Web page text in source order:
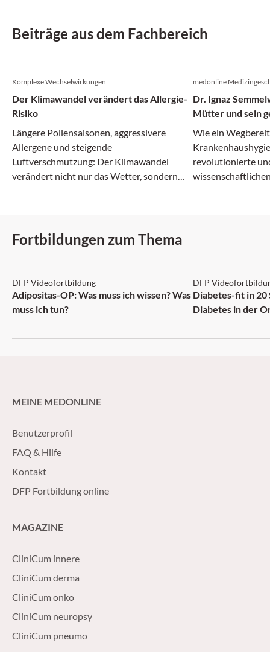
Beiträge aus dem Fachbereich
Komplexe Wechselwirkungen
Der Klimawandel verändert das Allergie-
Risiko
Längere Pollensaisonen, aggressivere
Allergene und steigende
Luftverschmutzung: Der Klimawandel
verändert nicht nur das Wetter, sondern
medonline
Dr. Ignaz
Mütter und sein
Irrenanstalt
Wie ein
revolutionierte
Fortbildungen zum Thema
DFP: 2 Punkte
DFP Videofortbildung
Adipositas-OP: Was muss ich wissen? Was
muss ich tun?
DFP
Diabetes-fit in
Diabetes in der
MEINE MEDONLINE
Benutzerprofil
FAQ & Hilfe
Kontakt
DFP Fortbildung online
MAGAZINE
CliniCum innere
CliniCum derma
CliniCum onko
CliniCum neuropsy
CliniCum pneumo